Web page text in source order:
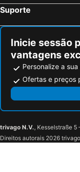
Suporte
Inicie sessão
vantagens
Personalize a
Ofertas e preços
trivago N.V., Kesselstraße 5
Direitos autorais 2026